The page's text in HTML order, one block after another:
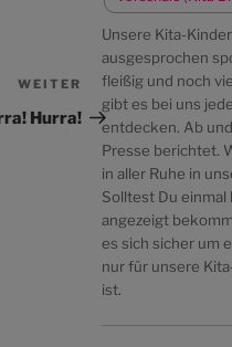
Nächster
Beitrag
WEITER
Hurra!
Unsere Kita-
ausgesprochen
fleißig und noch
gibt es bei uns
entdecken. Ab
Presse berichtet.
in aller Ruhe in
Solltest Du einmal
angezeigt
es sich sicher um
nur für unsere
ist.